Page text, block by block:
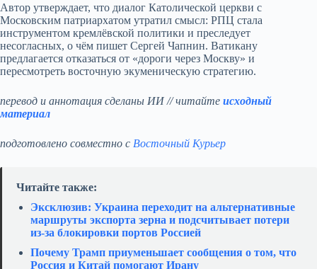
Автор утверждает, что диалог Католической церкви с
Московским патриархатом утратил смысл: РПЦ стала
инструментом кремлёвской политики и преследует
несогласных, о чём пишет Сергей Чапнин. Ватикану
предлагается отказаться от «дороги через Москву» и
пересмотреть восточную экуменическую стратегию.
перевод и аннотация сделаны ИИ // читайте исходный
материал
подготовлено совместно с Восточный Курьер
Читайте также:
Эксклюзив: Украина переходит на альтернативные
маршруты экспорта зерна и подсчитывает потери
из‑за блокировки портов Россией
Почему Трамп приуменьшает сообщения о том, что
Россия и Китай помогают Ирану